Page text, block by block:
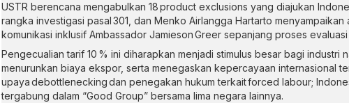
USTR berencana mengabulkan 18 product exclusions yang diajukan
rangka investigasi pasal 301, dan Menko Airlangga Hartarto menyampaikan
komunikasi inklusif Ambassador Jamieson Greer sepanjang proses evaluasi
Pengecualian tarif 10 % ini diharapkan menjadi stimulus besar bagi industri
menurunkan biaya ekspor, serta menegaskan kepercayaan internasional
upaya debottlenecking dan penegakan hukum terkait forced labour;
tergabung dalam “Good Group” bersama lima negara lainnya.